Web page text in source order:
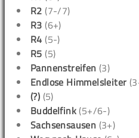
R2 (7-/7)
R3 (6+)
R4 (5-)
R5 (5)
Pannenstreifen (3)
Endlose Himmelsleiter
(?) (5)
Buddelfink (5+/6-)
Sachsensausen (3+)